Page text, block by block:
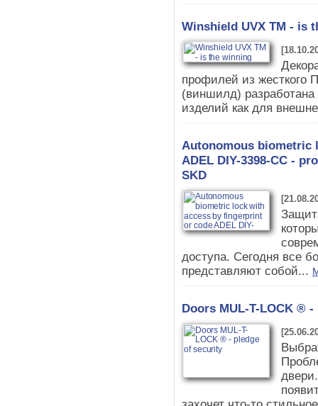
Winshield UVX TM - is
профилей из жесткого
(виншилд) разработана
изделий как для
Autonomous biometric
ADEL DIY-3398-CC -
SKD
доступа. Сегодня все
представляют собой...
Doors MUL-T-LOCK ®